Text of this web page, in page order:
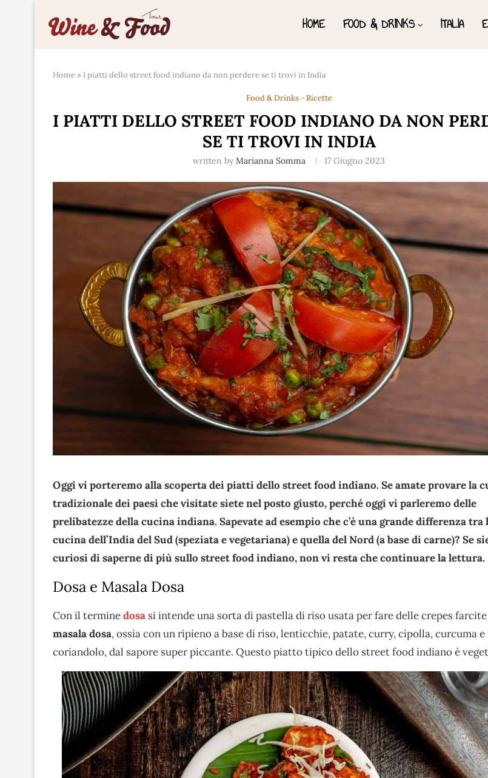
HOME FOOD & DRINKS ITALIA
Home » I piatti dello street food indiano da non perdere se ti trovi in India
Food & Drinks - Ricette
I PIATTI DELLO STREET FOOD INDIANO DA NON
SE TI TROVI IN INDIA
written byMarianna Somma 17 Giugno 2023
Oggi vi porteremo alla scoperta dei piatti dello street food indiano. Se amate provare la
tradizionale dei paesi che visitate siete nel posto giusto, perché oggi vi parleremo delle
prelibatezze della cucina indiana. Sapevate ad esempio che c’è una grande differenza tra
cucina dell’India del Sud (speziata e vegetariana) e quella del Nord (a base di carne)? Se
curiosi di saperne di più sullo street food indiano, non vi resta che continuare la lettura.
Dosa e Masala Dosa
Con il terminedosa si intende una sorta di pastella di riso usata per fare delle crepes
masala dosa, ossia con un ripieno a base di riso, lenticchie, patate, curry, cipolla, curcuma e
coriandolo, dal sapore super piccante. Questo piatto tipico dello street food indiano è